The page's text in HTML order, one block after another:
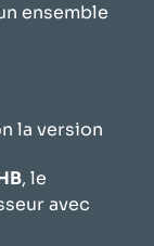
ensemble
la version
, le
avec